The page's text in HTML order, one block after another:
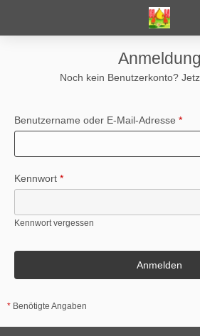
Anmeldung
Noch kein Benutzerkonto?
Benutzername oder E-Mail-Adresse *
Kennwort *
Kennwort vergessen
* Benötigte Angaben